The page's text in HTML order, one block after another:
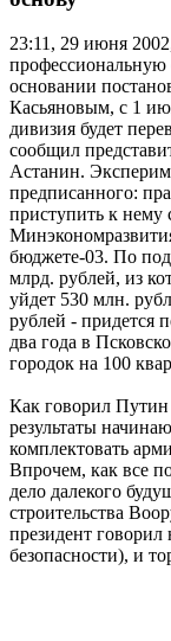
23:11, 29 июня
профессиональную
основании
Касьяновым, с 1
дивизия будет
сообщил
Астанин.
предписанного:
приступить к
бюджете-03. По
млрд. рублей, из
уйдет 530 млн.
рублей - придется
два года в
городок на 100
Как говорил
результаты
комплектовать
Впрочем, как все
дело далекого
строительства
президент говорил
безопасности), и